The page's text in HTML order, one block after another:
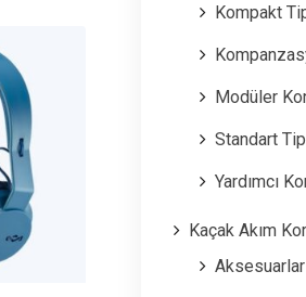
Kompakt
Modüler
Standart
Yardımcı
Kaçak Akım
Aksesuarlar